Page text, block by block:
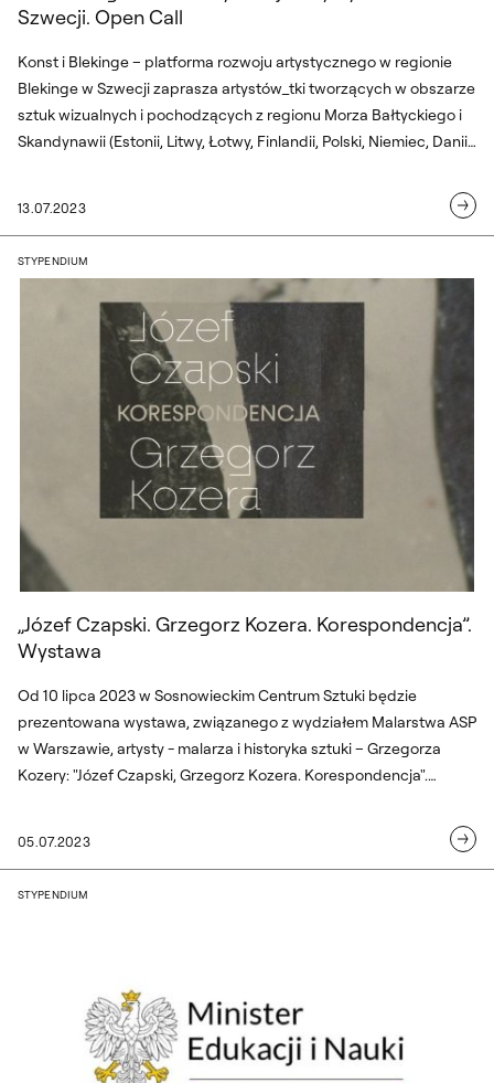
Szwecji. Open Call
Konst i Blekinge – platforma rozwoju artystycznego w regionie
Blekinge w Szwecji zaprasza artystów_tki tworzących w obszarze
sztuk wizualnych i pochodzących z regionu Morza Bałtyckiego i
Skandynawii (Estonii, Litwy, Łotwy, Finlandii, Polski, Niemiec, Danii,
13.07.2023
„Józef Czapski. Grzegorz Kozera.
STYPENDIUM
„Józef Czapski. Grzegorz Kozera. Korespondencja”.
Wystawa
Od 10 lipca 2023 w Sosnowieckim Centrum Sztuki będzie
prezentowana wystawa, związanego z wydziałem Malarstwa ASP
w Warszawie, artysty - malarza i historyka sztuki – Grzegorza
Kozery: "Józef Czapski, Grzegorz Kozera. Korespondencja".
Warszawie wystawa potrwa do 10 września. Kuratorka: Adriana
05.07.2023
dr Martyna Kander i dr Antonina
STYPENDIUM